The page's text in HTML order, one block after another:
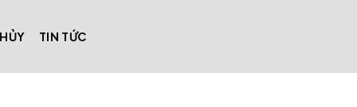
TIN TỨC